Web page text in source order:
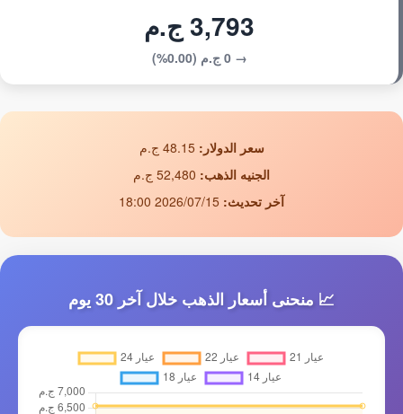
3,793 ج.م
→ 0 ج.م (0.00%)
سعر الدولار: 48.15 ج.م
الجنيه الذهب:
آخر تحديث:
📈 منحنى أسعار الذهب خلال آخر 30 يوم